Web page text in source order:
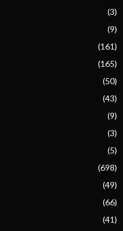
(3)
(9)
(161)
(165)
(50)
(43)
(9)
(3)
(5)
(698)
(49)
(66)
(41)